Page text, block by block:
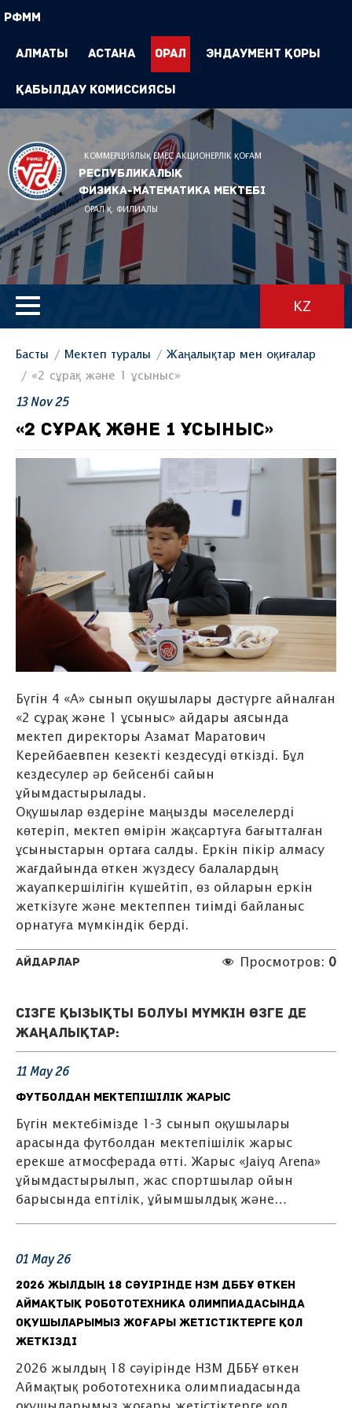
РФММ
Алматы Астана Орал Эндаумент Қоры
Қабылдау комиссиясы
КОММЕРЦИЯЛЫҚ ЕМЕС АКЦИОНЕРЛІК ҚОҒАМ
Республикалық
физика-математика мектебі
ОРАЛ Қ. ФИЛИАЛЫ
KZ
Басты Мектеп туралы
Жаңалықтар мен оқиғалар
«2 сұрақ және 1 ұсыныс»
13Nov25
«2 СҰРАҚ ЖӘНЕ 1 ҰСЫНЫС»
Бүгін 4 «А» сынып оқушылары дәстүрге айналған
«2 сұрақ және 1 ұсыныс» айдары аясында
мектеп директоры Азамат Маратович
Керейбаевпен кезекті кездесуді өткізді. Бұл
кездесулер әр бейсенбі сайын
ұйымдастырылады.
Оқушылар өздеріне маңызды мәселелерді
көтеріп, мектеп өмірін жақсартуға бағытталған
ұсыныстарын ортаға салды. Еркін пікір алмасу
жағдайында өткен жүздесу балалардың
жауапкершілігін күшейтіп, өз ойларын еркін
жеткізуге және мектеппен тиімді байланыс
орнатуға мүмкіндік берді.
Айдарлар Просмотров: 0
Сізге қызықты болуы мүмкін өзге де
жаңалықтар:
11 May26
Футболдан мектепішілік жарыс
Бүгін мектебімізде 1-3 сынып оқушылары
арасында футболдан мектепішілік жарыс
ерекше атмосферада өтті. Жарыс «Jaiyq Arena»
ұйымдастырылып, жас спортшылар ойын
барысында ептілік, ұйымшылдық және…
01 May26
2026 жылдың 18 сәуірінде НЗМ ДББҰ өткен
Аймақтық робототехника олимпиадасында
оқушыларымыз жоғары жетістіктерге қол
жеткізді
2026 жылдың 18 сәуірінде НЗМ ДББҰ өткен
Аймақтық робототехника олимпиадасында